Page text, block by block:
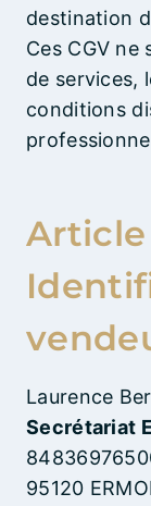
destination
Ces CGV ne
de services,
conditions
Article
Laurence
Secrétariat
95120